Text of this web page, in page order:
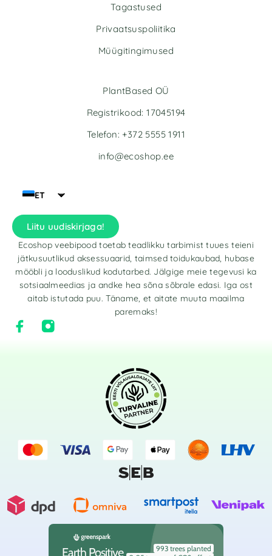
Tagastused
Privaatsuspoliitika
Müügitingimused
ET
Liitu uudiskirjaga!
Ecoshop veebipood toetab teadlikku tarbimist tuues teieni
jätkusuutlikud aksessuaarid, taimsed toidukaubad, hubase
mööbli ja looduslikud kodutarbed. Jälgige meie tegevusi ka
sotsiaalmeedias ja andke hea sõna sõbrale edasi. Iga ost
aitab istutada puu. Täname, et aitate muuta maailma
paremaks!
PlantBased OÜ
Registrikood: 17045194
Telefon: +372 5555 1911
info@ecoshop.ee
Earth Positive
993 trees planted